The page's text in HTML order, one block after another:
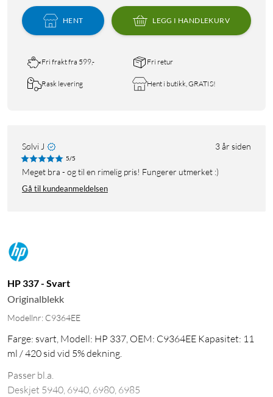
HENT LEGG I HANDLEKURV
Fri frakt fra 599,- Fri retur
Rask levering Hent i butikk, GRATIS!
Sølvi J 3 år siden
5/5
Meget bra - og til en rimelig pris! Fungerer utmerket :)
Gå til kundeanmeldelsen
HP 337 - Svart
Originalblekk
Modellnr: C9364EE
Farge: svart, Modell: HP 337, OEM: C9364EE Kapasitet: 11
ml / 420 sid vid 5% dekning.
Passer bl.a.
Deskjet 5940, 6940, 6980, 6985